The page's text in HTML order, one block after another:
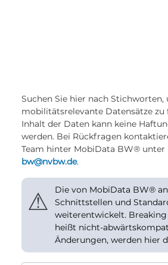
Suchen Sie hier nach Stichworten,
mobilitätsrelevante Datensätze zu
Inhalt der Daten kann keine
werden. Bei Rückfragen
Team hinter MobiData BW® unter
bw@nvbw.de.
⚠
Die von MobiData BW®
Schnittstellen und
weiterentwickelt. Breaking
heißt nicht-
Änderungen, werden hier